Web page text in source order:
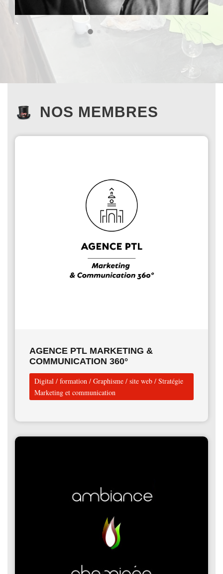
NOS MEMBRES
AGENCE PTL MARKETING &
COMMUNICATION 360°
Digital / formation / Graphisme / site web / Stratégie
Marketing et communication